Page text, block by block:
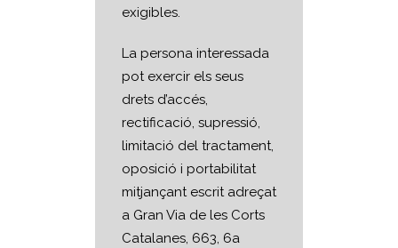
exigibles.
La persona interessada
pot exercir els seus
drets d’accés,
rectificació, supressió,
limitació del tractament,
oposició i portabilitat
mitjançant escrit adreçat
a Gran Via de les Corts
Catalanes, 663, 6a